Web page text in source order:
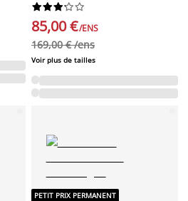






85,00 €/ENS
169,00 € /ens
Voir plus de tailles
PETIT PRIX PERMANENT